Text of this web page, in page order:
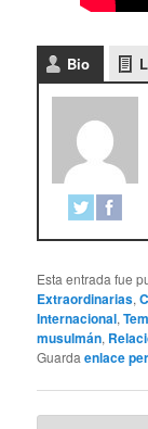
Bio
Esta entrada fue
Extraordinarias,
Internacional,
musulmán,
Guardaenlace